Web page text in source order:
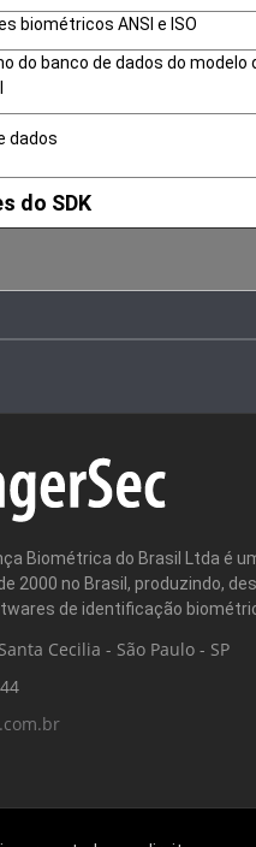
biométricos ANSI e ISO
do banco de dados do modelo
dados
do SDK
Biométrica do Brasil Ltda é
2000 no Brasil, produzindo,
de identificação
Cecilia - São Paulo - SP